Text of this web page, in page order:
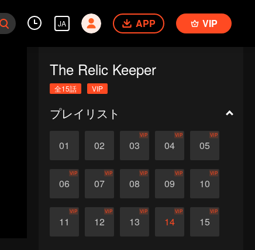
JA APP VIP
The Relic Keeper
全15話 VIP
プレイリスト
01 02 03
VIP
04
VIP
05
VIP
06
VIP
07
VIP
08
VIP
09
VIP
10
VIP
11
VIP
12
VIP
13
VIP
14
VIP
15
VIP